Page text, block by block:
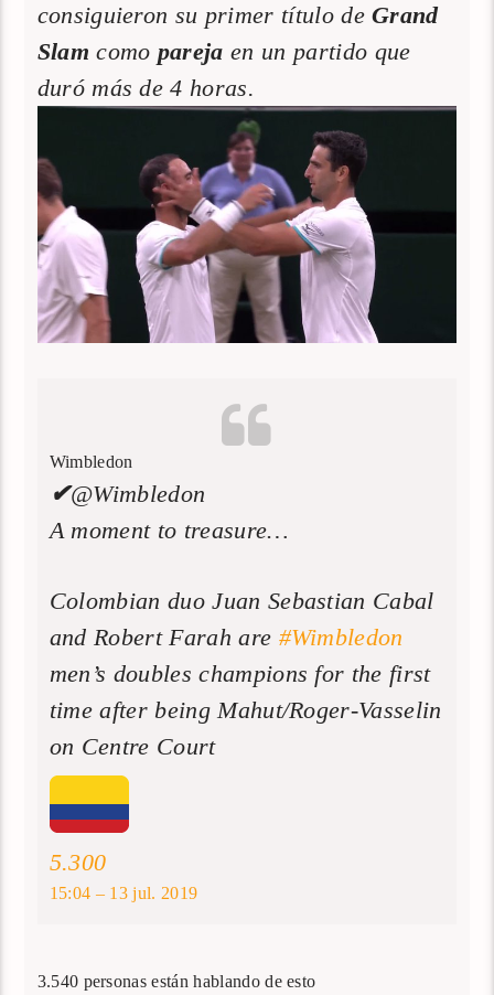
consiguieron su primer título deGrand
Slam como pareja en un partido que
duró más de 4 horas.
Wimbledon
✔@Wimbledon
A moment to treasure…
Colombian duo Juan Sebastian Cabal
and Robert Farah are #Wimbledon
men’s doubles champions for the first
time after being Mahut/Roger-Vasselin
on Centre Court
5.300
15:04 – 13 jul. 2019
3.540 personas están hablando de esto